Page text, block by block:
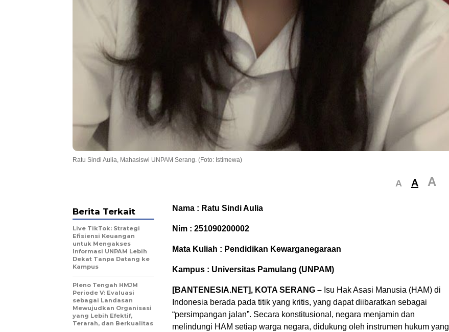
Ratu Sindi Aulia, Mahasiswi UNPAM Serang. (Foto: Istimewa)
A A A
Nama : Ratu Sindi Aulia
Nim : 251090200002
Mata Kuliah : Pendidikan Kewarganegaraan
Kampus : Universitas Pamulang (UNPAM)
[BANTENESIA.NET], KOTA SERANG – Isu Hak Asasi Manusia (HAM) di
Indonesia berada pada titik yang kritis, yang dapat diibaratkan sebagai
“persimpangan jalan”. Secara konstitusional, negara menjamin dan
melindungi HAM setiap warga negara, didukung oleh instrumen hukum yang
Berita Terkait
Live TikTok: Strategi
Efisiensi Keuangan
untuk Mengakses
Informasi UNPAM Lebih
Dekat Tanpa Datang ke
Kampus
Pleno Tengah HMJM
Periode V: Evaluasi
sebagai Landasan
Mewujudkan Organisasi
yang Lebih Efektif,
Terarah, dan Berkualitas